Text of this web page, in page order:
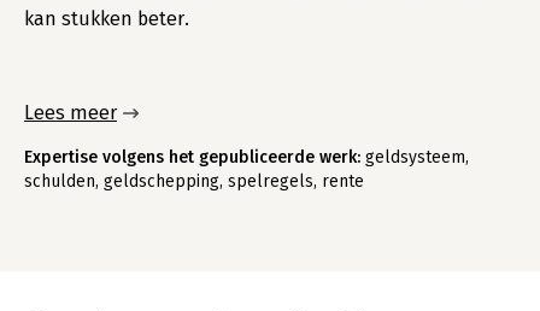
kan stukken beter.
Lees meer
Expertise volgens het gepubliceerde werk: geldsysteem,
schulden, geldschepping, spelregels, rente